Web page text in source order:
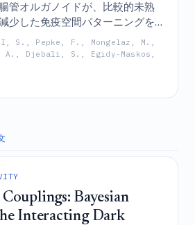
管オルガノイドが、比較的未熟
少した免疫空間パターニングを
な領域特異的上皮アイデンティ
固有の制御シグネチャーを維持
しており、それによって、家畜
および変異の機能的追跡のため
としての有用性を検証してい
S., Pepke, F., Mongelaz, M.,
A., Djebali, S., Egidy-Maskos,
Bayesian
Interacting Dark